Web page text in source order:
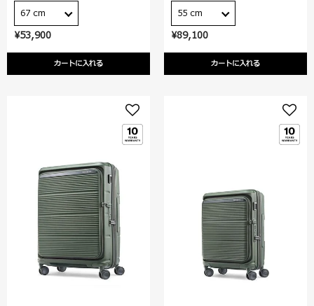
¥53,900
カートに入れる
67 cm
¥89,100
カートに入れる
55 cm